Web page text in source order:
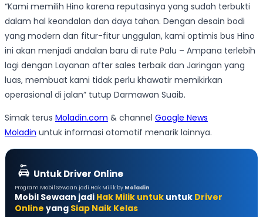
“Kami memilih Hino karena reputasinya yang sudah terbukti
dalam hal keandalan dan daya tahan. Dengan desain bodi
yang modern dan fitur-fitur unggulan, kami optimis bus Hino
ini akan menjadi andalan baru di rute Palu – Ampana terlebih
lagi dengan Layanan after sales terbaik dan Jaringan yang
luas, membuat kami tidak perlu khawatir memikirkan
operasional di jalan” tutup Darmawan Suaib.
Simak terus Moladin.com & channel Google News
Moladin untuk informasi otomotif menarik lainnya.
Untuk Driver Online
Program Mobil Sewaan jadi Hak Milik by Moladin
Mobil Sewaan jadi Hak Milik untuk untuk Driver
Online yang Siap Naik Kelas